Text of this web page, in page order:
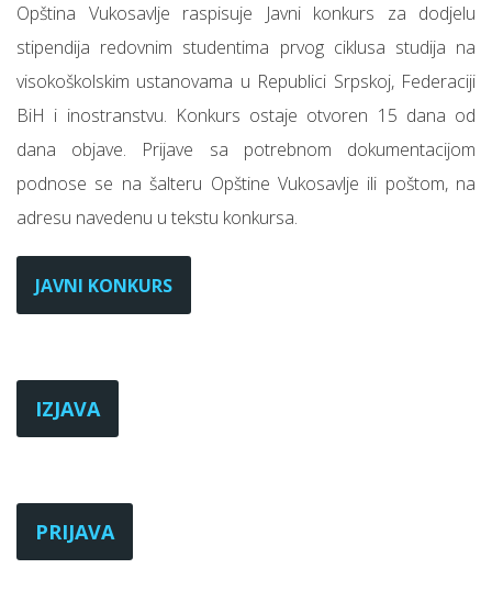
Opština Vukosavlje raspisuje Javni konkurs za dodjelu
stipendija redovnim studentima prvog ciklusa studija na
visokoškolskim ustanovama u Republici Srpskoj, Federaciji
BiH i inostranstvu. Konkurs ostaje otvoren 15 dana od
dana objave. Prijave sa potrebnom dokumentacijom
podnose se na šalteru Opštine Vukosavlje ili poštom, na
adresu navedenu u tekstu konkursa.
JAVNI KONKURS
IZJAVA
PRIJAVA